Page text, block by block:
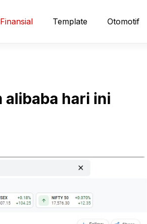
Finansial Template Otomotif
hari ini